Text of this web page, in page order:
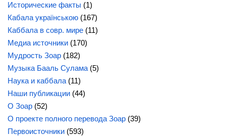
Исторические факты (1)
Кабала українською (167)
Каббала в совр. мире (11)
Медиа источники (170)
Мудрость Зоар (182)
Музыка Бааль Сулама (5)
Наука и каббала (11)
Наши публикации (44)
О Зоар (52)
О проекте полного перевода Зоар (39)
Первоисточники (593)